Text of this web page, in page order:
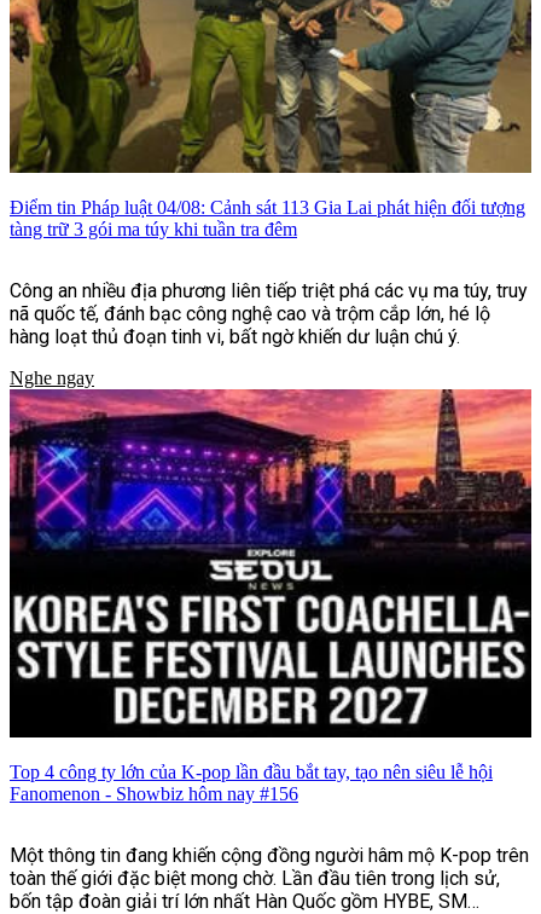
Điểm tin Pháp luật 04/08: Cảnh sát 113 Gia Lai phát hiện đối tượng
tàng trữ 3 gói ma túy khi tuần tra đêm
Công an nhiều địa phương liên tiếp triệt phá các vụ ma túy, truy
nã quốc tế, đánh bạc công nghệ cao và trộm cắp lớn, hé lộ
hàng loạt thủ đoạn tinh vi, bất ngờ khiến dư luận chú ý.
Nghe ngay
Top 4 công ty lớn của K-pop lần đầu bắt tay, tạo nên siêu lễ hội
Fanomenon - Showbiz hôm nay #156
Một thông tin đang khiến cộng đồng người hâm mộ K-pop trên
toàn thế giới đặc biệt mong chờ. Lần đầu tiên trong lịch sử,
bốn tập đoàn giải trí lớn nhất Hàn Quốc gồm HYBE, SM